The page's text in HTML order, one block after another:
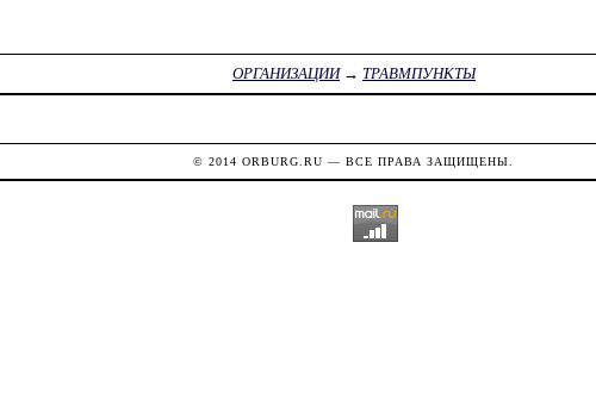
ОРГАНИЗАЦИИ→ ТРАВМПУНКТЫ
© 2014ORBURG.RU — ВСЕ ПРАВА ЗАЩИЩЕНЫ.